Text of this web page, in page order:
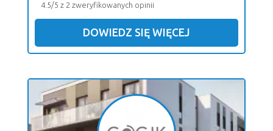
4.5/5 z 2 zweryfikowanych opinii
DOWIEDZ SIĘ WIĘCEJ